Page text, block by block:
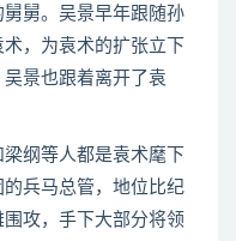
舅。吴景早年跟随孙
，为袁术的扩张立下
吴景也跟着离开了袁
纲等人都是袁术麾下
兵马总管，地位比纪
攻，手下大部分将领